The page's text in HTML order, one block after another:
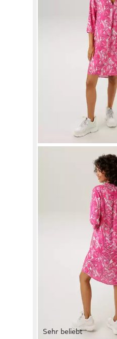
Sehr beliebt